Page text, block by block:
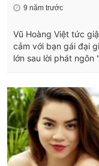
9 năm trước
Vũ Hoàng Việt tức
cảm với bạn gái đại
lớn sau lời phát ngôn